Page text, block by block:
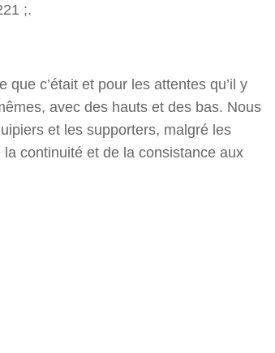
;.
c’était et pour les attentes qu’il y
avec des hauts et des bas. Nous
et les supporters, malgré les
continuité et de la consistance aux